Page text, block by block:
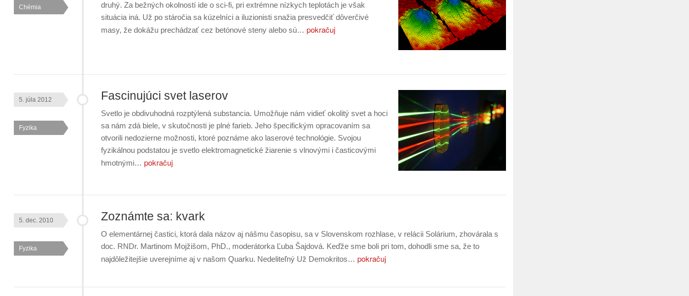
Chémia
druhý. Za bežných okolností ide o sci-fi, pri extrémne nízkych teplotách je však
situácia iná. Už po stáročia sa kúzelníci a iluzionisti snažia presvedčiť dôverčivé
masy, že dokážu prechádzať cez betónové steny alebo sú… pokračuj
Fascinujúci svet laserov
5. júla 2012
Fyzika
Svetlo je obdivuhodná rozptýlená substancia. Umožňuje nám vidieť okolitý svet a hoci
sa nám zdá biele, v skutočnosti je plné farieb. Jeho špecifickým opracovaním sa
otvorili nedozierne možnosti, ktoré poznáme ako laserové technológie. Svojou
fyzikálnou podstatou je svetlo elektromagnetické žiarenie s vlnovými i časticovými
hmotnými… pokračuj
Zoznámte sa: kvark
5. dec. 2010
Fyzika
O elementárnej častici, ktorá dala názov aj nášmu časopisu, sa v Slovenskom rozhlase, v relácii Solárium, zhovárala s
doc. RNDr. Martinom Mojžišom, PhD., moderátorka Ľuba Šajdová. Keďže sme boli pri tom, dohodli sme sa, že to
najdôležitejšie uverejníme aj v našom Quarku. Nedeliteľný Už Demokritos… pokračuj